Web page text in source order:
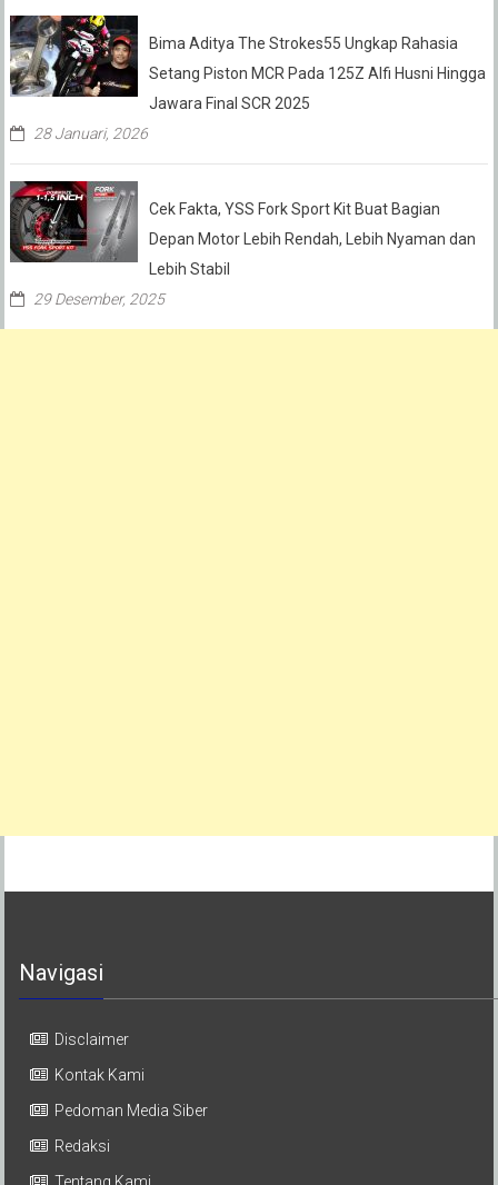
Bima Aditya The Strokes55 Ungkap Rahasia
Setang Piston MCR Pada 125Z Alfi Husni Hingga
Jawara Final SCR 2025
28 Januari, 2026
Cek Fakta, YSS Fork Sport Kit Buat Bagian
Depan Motor Lebih Rendah, Lebih Nyaman dan
Lebih Stabil
29 Desember, 2025
Navigasi
Disclaimer
Kontak Kami
Pedoman Media Siber
Redaksi
Tentang Kami